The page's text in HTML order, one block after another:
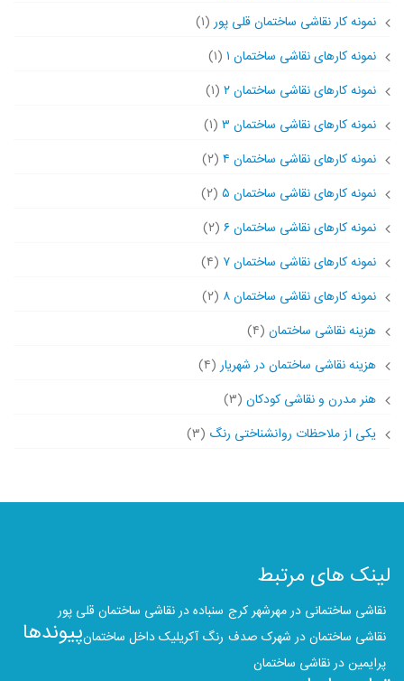
نمونه کار نقاشی ساختمان قلی پور(۱)
نمونه کارهای نقاشی ساختمان ۱ (۱)
نمونه کارهای نقاشی ساختمان ۲
(۱)
نمونه کارهای نقاشی ساختمان ۳
(۱)
نمونه کارهای نقاشی ساختمان ۴
(۲)
نمونه کارهای نقاشی ساختمان ۵
(۲)
نمونه کارهای نقاشی ساختمان ۶
(۲)
نمونه کارهای نقاشی ساختمان ۷
(۴)
نمونه کارهای نقاشی ساختمان ۸
(۲)
هزینه نقاشی ساختمان (۴)
هزینه نقاشی ساختمان در شهریار(۴)
هنر مدرن و نقاشی کودکان (۳)
یکی از ملاحظات روانشناختی رنگ (۳)
لینک های مرتبط
نقاشی ساختمانی در مهرشهر کرج سنباده‌ در نقاشی ساختمان قلی پور
نقاشی ساختمان در شهرک صدف رنگ آکریلیک داخل ساختمان
پرایمین در نقاشی ساختمان
پیوندها